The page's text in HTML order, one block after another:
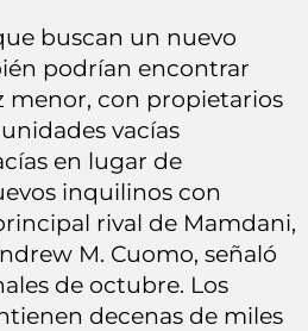
buscan un nuevo
podrían encontrar
menor, con propietarios
vacías
en lugar de
inquilinos con
rival de Mamdani,
M. Cuomo, señaló
de octubre. Los
decenas de miles